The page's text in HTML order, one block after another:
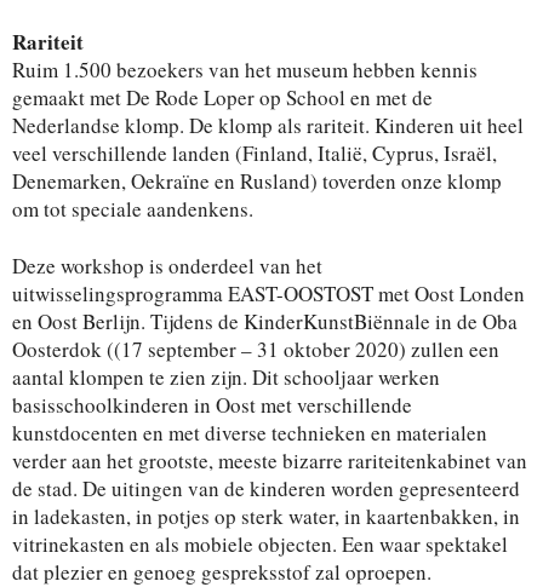
Rariteit
Ruim 1.500 bezoekers van het museum hebben kennis
gemaakt met De Rode Loper op School en met de
Nederlandse klomp. De klomp als rariteit. Kinderen uit heel
veel verschillende landen (Finland, Italië, Cyprus, Israël,
Denemarken, Oekraïne en Rusland) toverden onze klomp
om tot speciale aandenkens.
Deze workshop is onderdeel van het
uitwisselingsprogramma EAST-OOSTOST met Oost Londen
en Oost Berlijn. Tijdens de KinderKunstBiënnale in de Oba
Oosterdok ((17 september – 31 oktober 2020) zullen een
aantal klompen te zien zijn. Dit schooljaar werken
basisschoolkinderen in Oost met verschillende
kunstdocenten en met diverse technieken en materialen
verder aan het grootste, meeste bizarre rariteitenkabinet van
de stad. De uitingen van de kinderen worden gepresenteerd
in ladekasten, in potjes op sterk water, in kaartenbakken, in
vitrinekasten en als mobiele objecten. Een waar spektakel
dat plezier en genoeg gespreksstof zal oproepen.